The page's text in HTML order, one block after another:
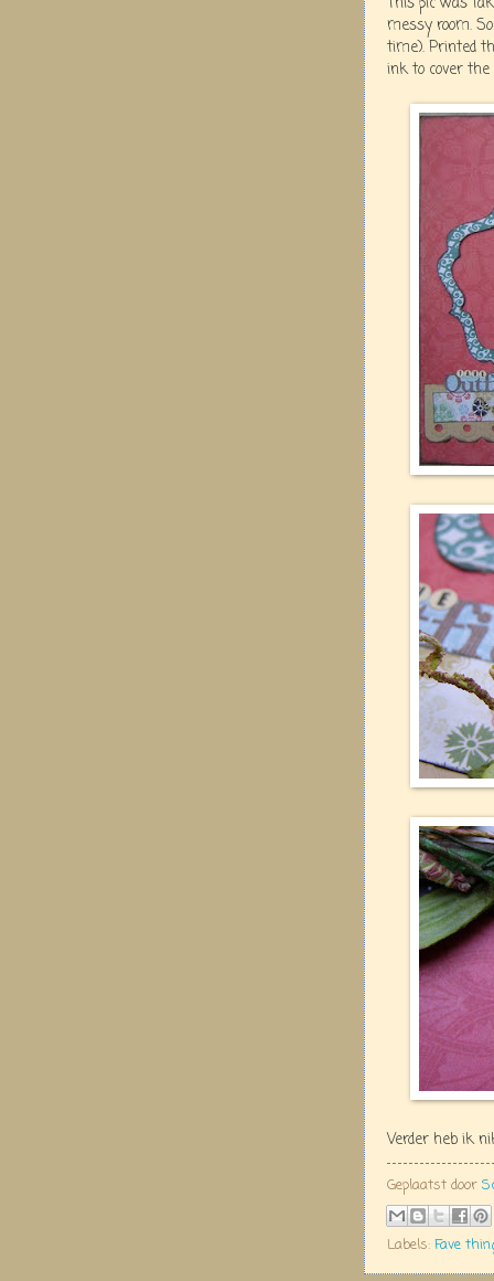
messy room.
time). Printed
ink to cover the
Verder heb ik
Geplaatst door
Labels: Fave